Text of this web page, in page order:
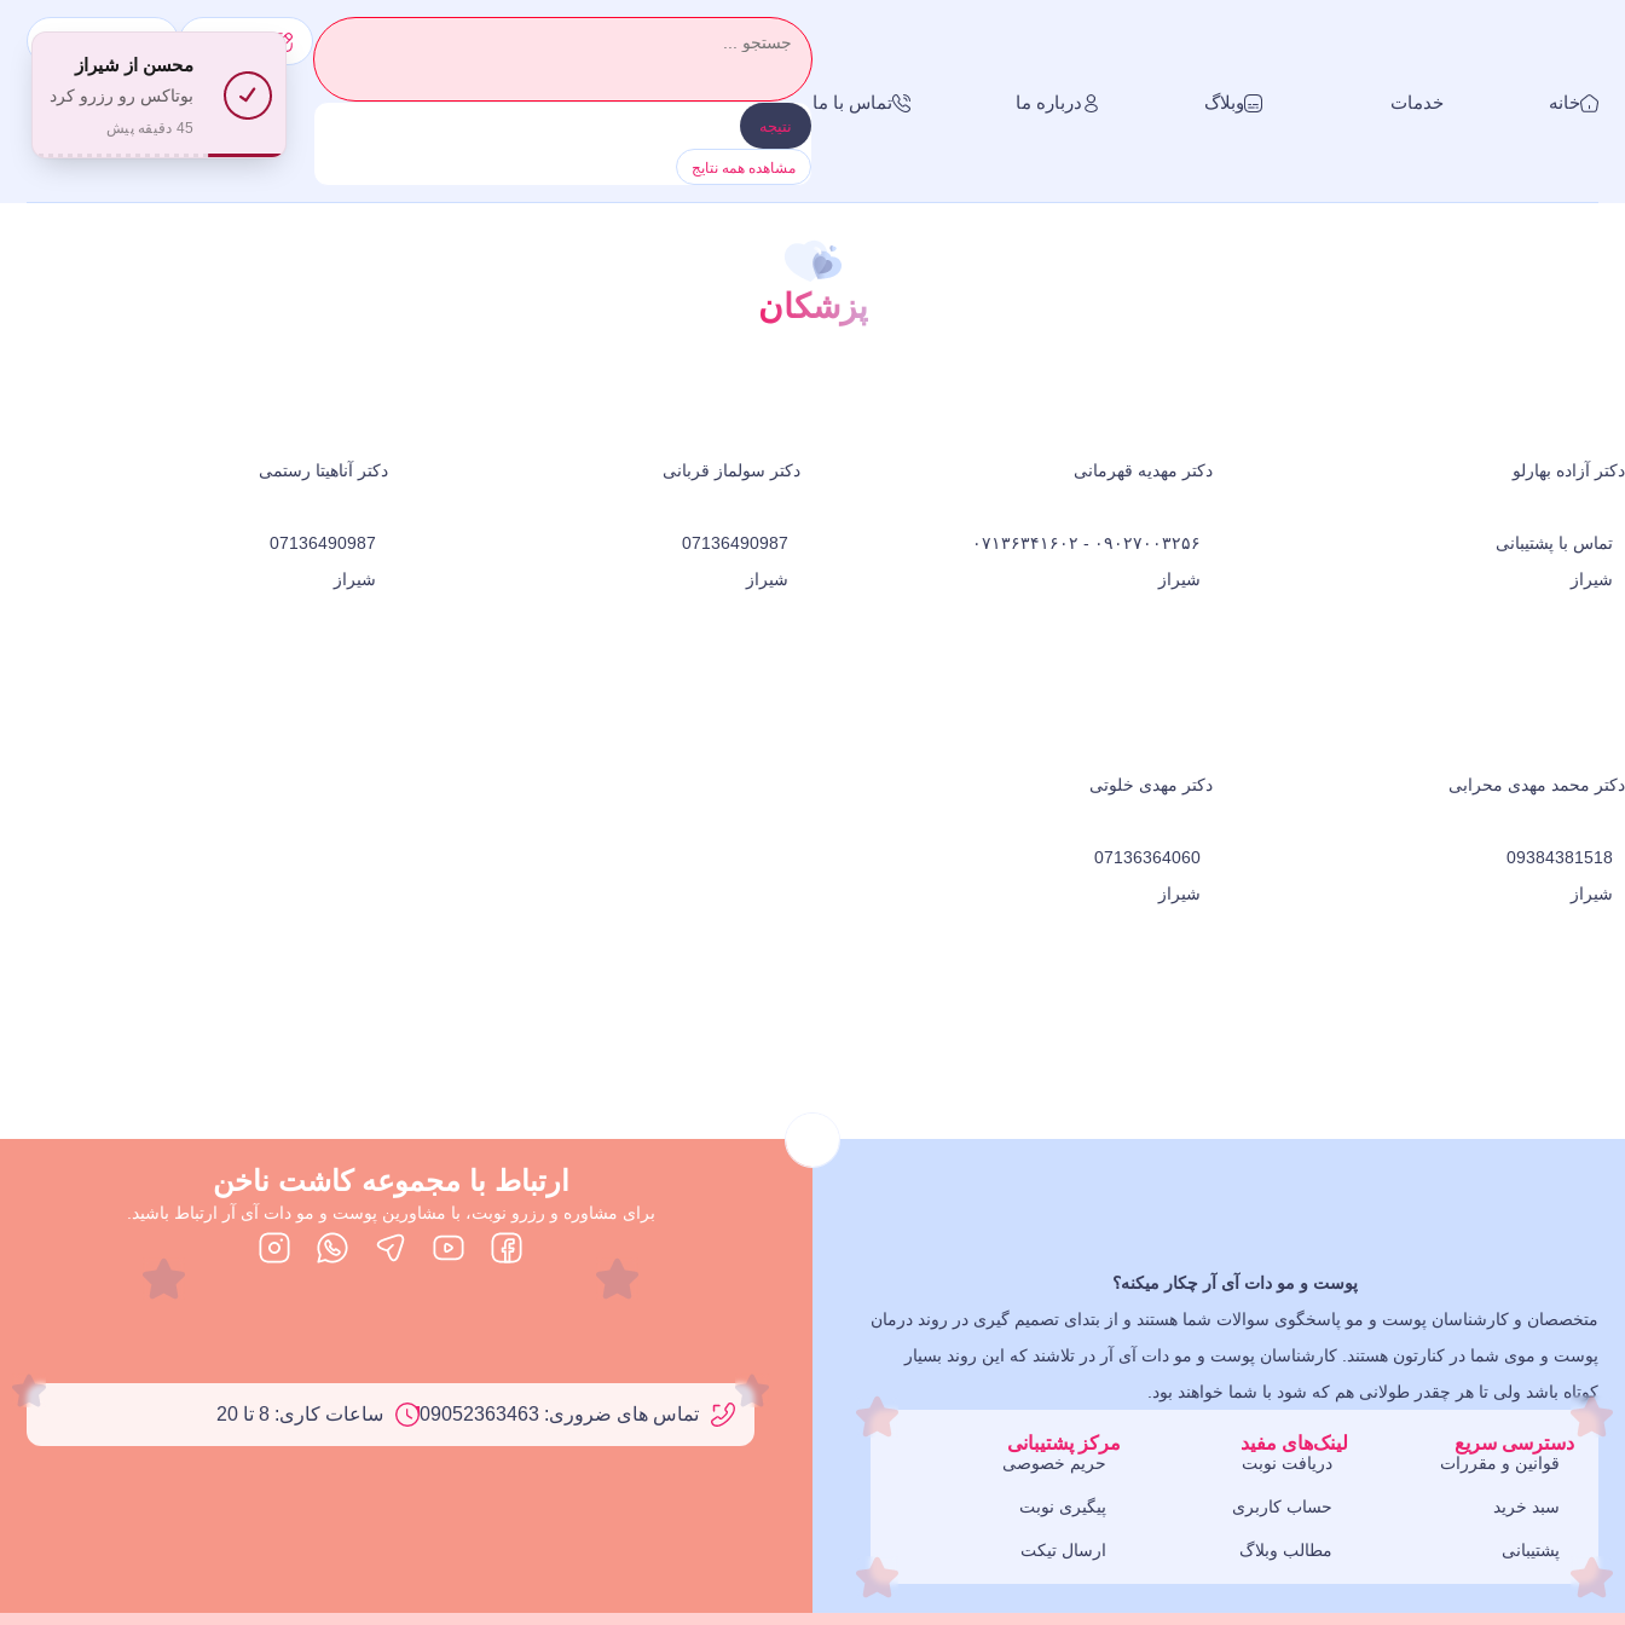
خانه خدمات وبلاگ درباره ما تماس با ما
نتیجه
مشاهده همه نتایج
پزشکان
دکتر آزاده بهارلو
تماس با پشتیبانی
شیراز
دکتر مهدیه قهرمانی
۰۹۰۲۷۰۰۳۲۵۶ - ۰۷۱۳۶۳۴۱۶۰۲
شیراز
دکتر سولماز قربانی
07136490987
شیراز
دکتر آناهیتا رستمی
07136490987
شیراز
دکتر محمد مهدی محرابی
09384381518
شیراز
دکتر مهدی خلوتی
07136364060
شیراز
پوست و مو دات آی آر چکار میکنه؟
متخصصان و کارشناسان پوست و مو پاسخگوی سوالات شما هستند و از بتدای تصمیم گیری در روند درمان
پوست و موی شما در کنارتون هستند. کارشناسان پوست و مو دات آی آر در تلاشند که این روند بسیار
کوتاه باشد ولی تا هر چقدر طولانی هم که شود با شما خواهند بود.
دسترسی سریع
قوانین و مقررات
سبد خرید
پشتیبانی
لینک‌های مفید
دریافت نوبت
حساب کاربری
مطالب وبلاگ
مرکز پشتیبانی
حریم خصوصی
پیگیری نوبت
ارسال تیکت
ارتباط با مجموعه کاشت ناخن
برای مشاوره و رزرو نوبت، با مشاورین پوست و مو دات آی آر ارتباط باشید.
تماس های ضروری: 09052363463 ساعات کاری: 8 تا 20
محسن از شیراز
بوتاکس رو رزرو کرد
45 دقیقه پیش